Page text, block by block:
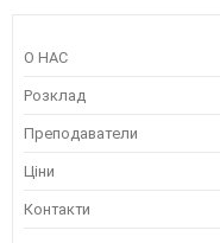
О НАС
Розклад
Преподаватели
Ціни
Контакти